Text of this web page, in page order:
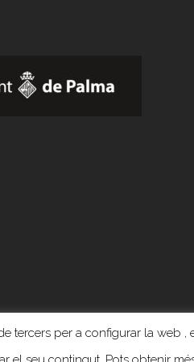
tercers per a configurar la web ,